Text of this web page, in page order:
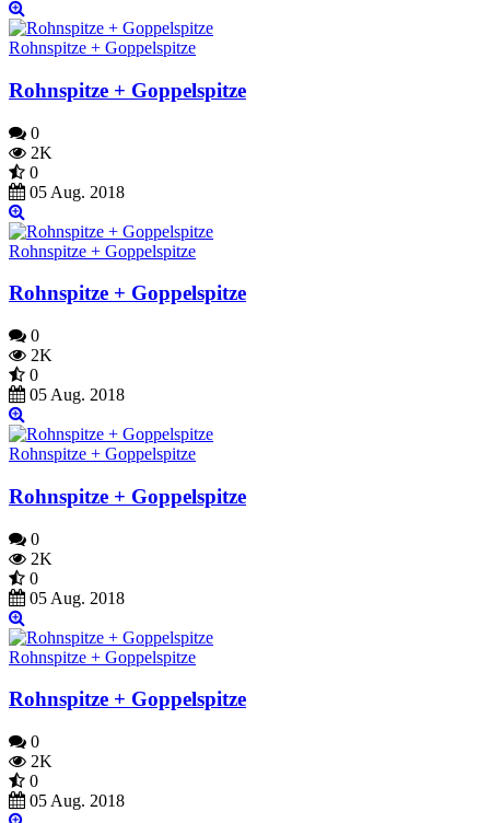
Rohnspitze + Goppelspitze
Rohnspitze + Goppelspitze
0
2K
0
05 Aug. 2018
Rohnspitze + Goppelspitze
Rohnspitze + Goppelspitze
0
2K
0
05 Aug. 2018
Rohnspitze + Goppelspitze
Rohnspitze + Goppelspitze
0
2K
0
05 Aug. 2018
Rohnspitze + Goppelspitze
Rohnspitze + Goppelspitze
0
2K
0
05 Aug. 2018